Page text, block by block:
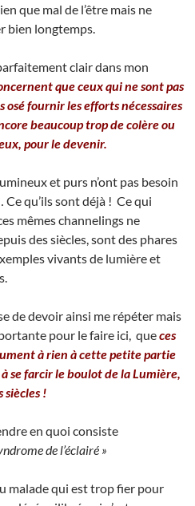
que mal de l’être mais ne
bien longtemps.
clair dans mon
que ceux qui ne sont pas
osé fournir les efforts nécessaires
beaucoup trop de colère ou
pour le devenir.
et purs n’ont pas besoin
Ce qu’ils sont déjà ! Ce qui
mêmes channelings ne
des siècles, sont des phares
vivants de lumière et
de devoir ainsi me répéter mais
pour le faire ici, queces
à rien à cette petite partie
se farcir le boulot de la Lumière,
siècles !
en quoi consiste
de l’éclairé »
malade qui est trop fier pour